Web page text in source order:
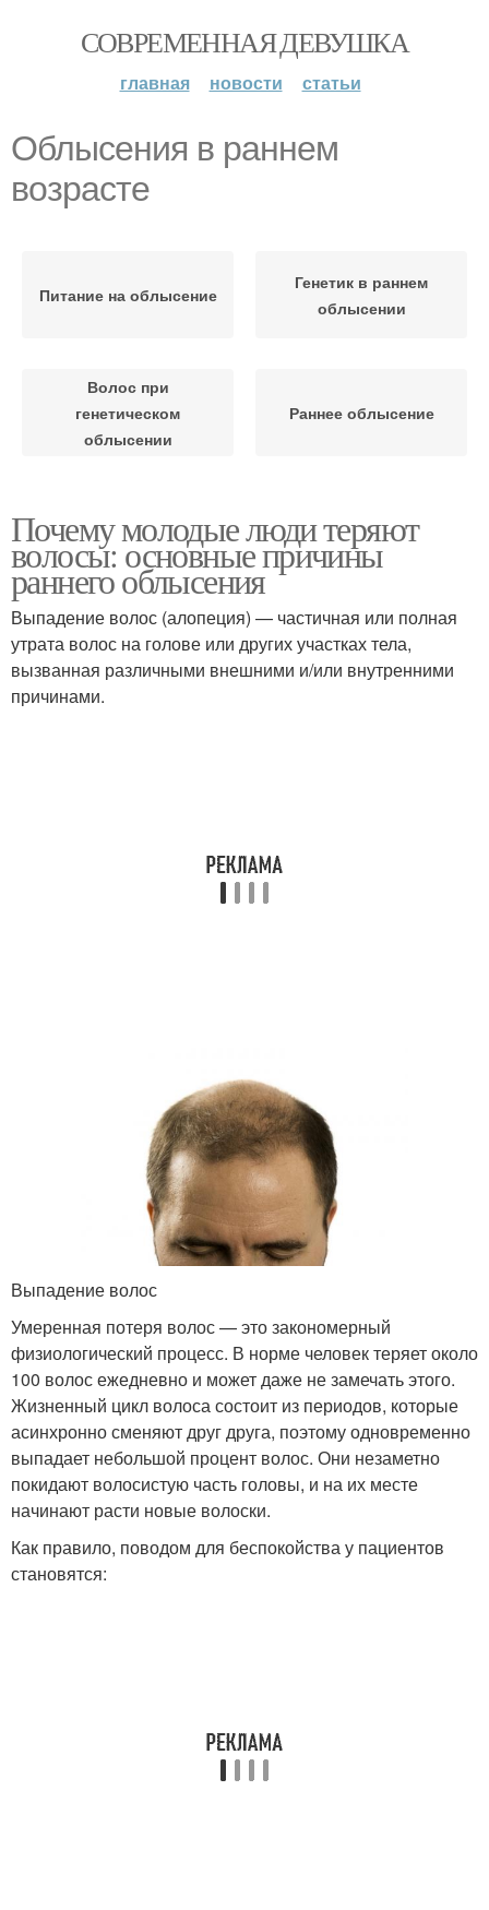
СОВРЕМЕННАЯ ДЕВУШКА
главная новости статьи
Облысения в раннем
возрасте
Питание на облысение
Генетик в раннем
облысении
Волос при
генетическом
облысении
Раннее облысение
Почему молодые люди теряют
волосы: основные причины
раннего облысения
Выпадение волос (алопеция) — частичная или полная
утрата волос на голове или других участках тела,
вызванная различными внешними и/или внутренними
причинами.
Выпадение волос
Умеренная потеря волос — это закономерный
физиологический процесс. В норме человек теряет около
100 волос ежедневно и может даже не замечать этого.
Жизненный цикл волоса состоит из периодов, которые
асинхронно сменяют друг друга, поэтому одновременно
выпадает небольшой процент волос. Они незаметно
покидают волосистую часть головы, и на их месте
начинают расти новые волоски.
Как правило, поводом для беспокойства у пациентов
становятся: